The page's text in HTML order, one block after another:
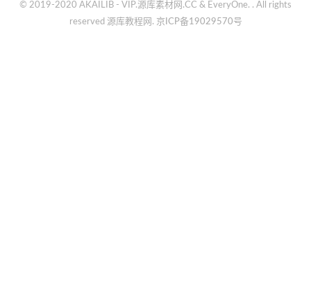
© 2019-2020 AKAILIB - VIP.源库素材网.CC & EveryOne. . All rights
reserved 源库教程网. 京ICP备19029570号